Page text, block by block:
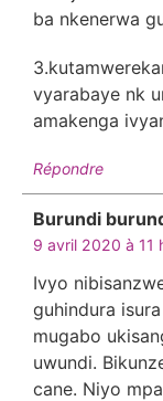
ba nkenerwa
vyarabaye nk
amakenga
Répondre
Burundi
9 avril 2020 à 11
Ivyo
guhindura
mugabo
uwundi.
cane. Niyo